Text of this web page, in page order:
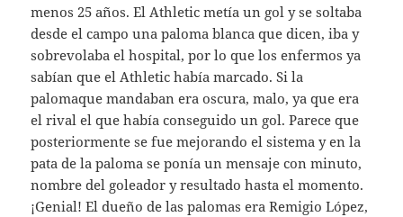
menos 25 años. El Athletic metía un gol y se soltaba
desde el campo una paloma blanca que dicen, iba y
sobrevolaba el hospital, por lo que los enfermos ya
sabían que el Athletic había marcado. Si la
palomaque mandaban era oscura, malo, ya que era
el rival el que había conseguido un gol. Parece que
posteriormente se fue mejorando el sistema y en la
pata de la paloma se ponía un mensaje con minuto,
nombre del goleador y resultado hasta el momento.
¡Genial! El dueño de las palomas era Remigio López,